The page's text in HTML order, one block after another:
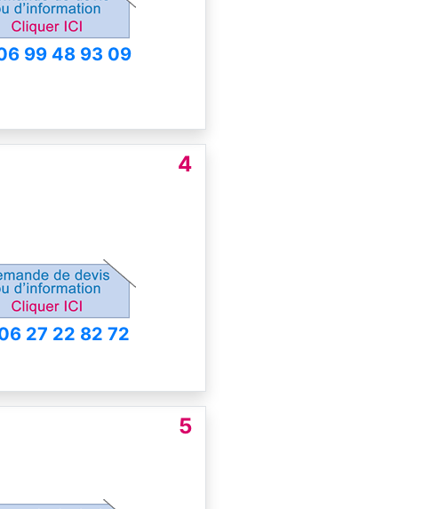
99 48 93 09
4
27 22 82 72
5